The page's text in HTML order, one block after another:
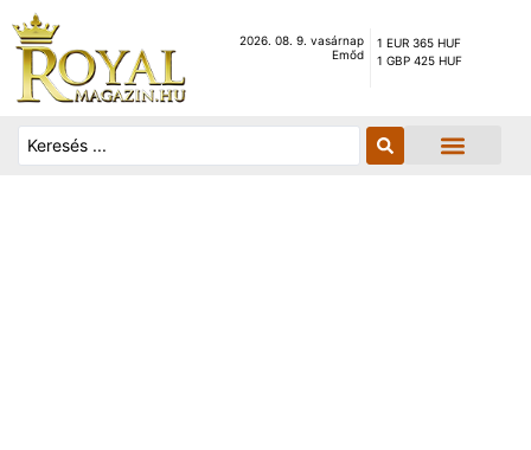
2026. 08. 9. vasárnap
Emőd
1 EUR 365 HUF
1 GBP 425 HUF